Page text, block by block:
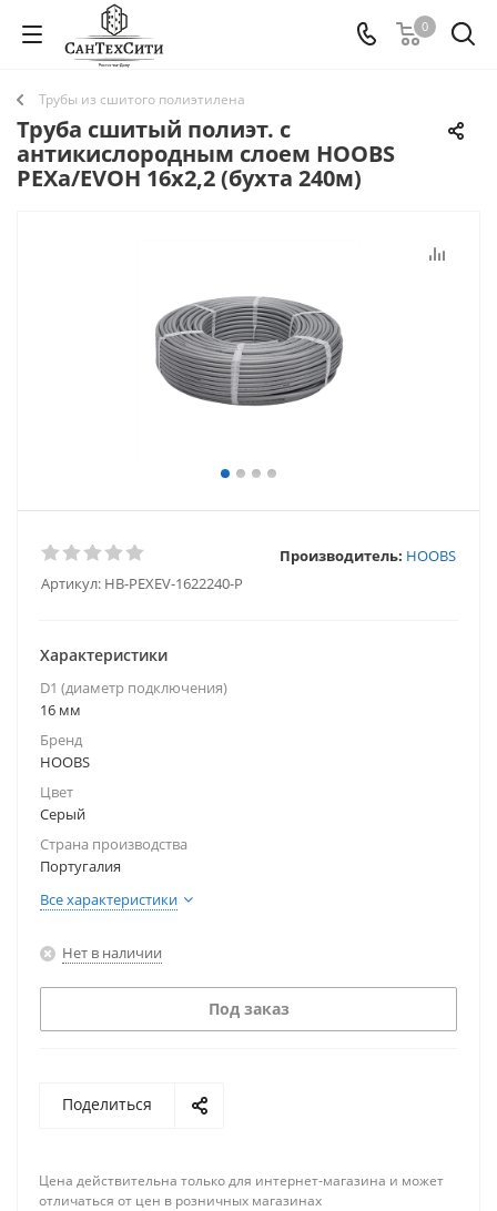
0
Трубы из сшитого полиэтилена
Труба сшитый полиэт. с
антикислородным слоем HOOBS
PEXa/EVOH 16х2,2 (бухта 240м)
Артикул: HB-PEXEV-1622240-P
Производитель: HOOBS
Характеристики
D1 (диаметр подключения)
16 мм
Бренд
HOOBS
Цвет
Серый
Страна производства
Португалия
Все характеристики
Нет в наличии
Под заказ
Поделиться
Цена действительна только для интернет-магазина и может
отличаться от цен в розничных магазинах